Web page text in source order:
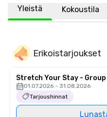
Yleistä Kokoustila
Erikoistarjoukset
Stretch Your Stay - Group
01.07.2026 - 31.08.2026
Tarjoushinnat